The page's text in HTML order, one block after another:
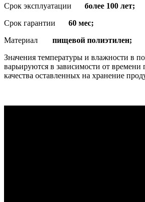
Срок эксплуатации
более 100 лет;
Срок гарантии
60 мес;
Материал
пищевой полиэтилен;
Значения температуры и влажности в
варьируются в зависимости от времени
качества оставленных на хранение